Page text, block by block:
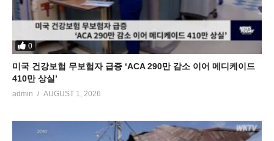
0
미국 건강보험 무보험자 급증 ‘ACA 290만 감소 이어 메디케이드
410만 상실’
admin AUGUST 1, 2026